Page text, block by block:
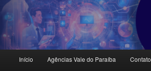
principal
Início Agências Vale do Paraíba Contato